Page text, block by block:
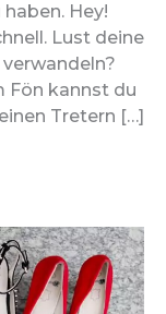
Hey!
Lust deine
Fön kannst du
Tretern […]